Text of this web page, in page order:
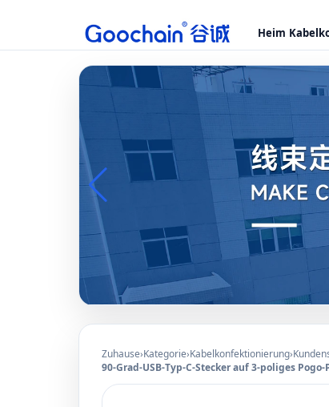
Heim
Zuhause›Kategorie›Kabelkonfektionierung›
90-Grad-USB-Typ-C-Stecker auf 3-poliges